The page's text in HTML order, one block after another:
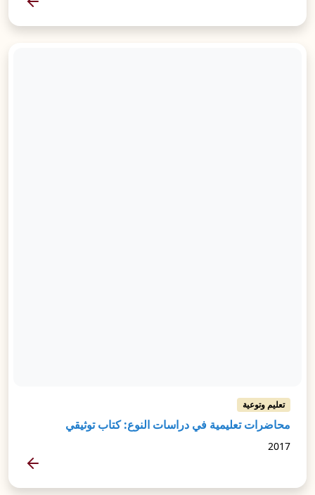
المزيد
تعليم وتوعية
محاضرات تعليمية في دراسات النوع: كتاب توثيقي
2017
المزيد